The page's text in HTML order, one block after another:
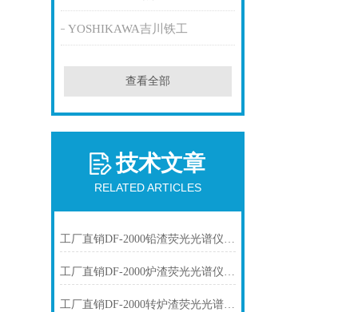
YOSHIKAWA吉川铁工
查看全部
技术文章
RELATED ARTICLES
工厂直销DF-2000铅渣荧光光谱仪技术参数
工厂直销DF-2000炉渣荧光光谱仪技术参数
工厂直销DF-2000转炉渣荧光光谱仪技术参数